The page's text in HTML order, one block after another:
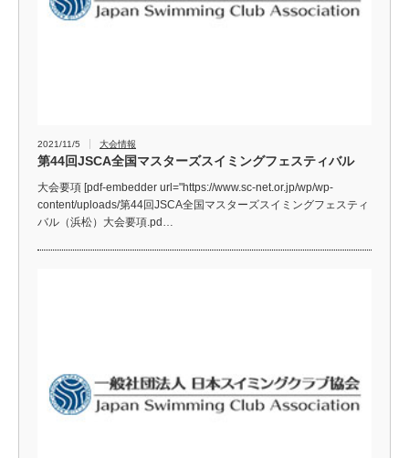
2021/11/5 大会情報
第44回JSCA全国マスターズスイミングフェスティバル
大会要項 [pdf-embedder url="https://www.sc-net.or.jp/wp/wp-
content/uploads/第44回JSCA全国マスターズスイミングフェスティ
バル（浜松）大会要項.pd…